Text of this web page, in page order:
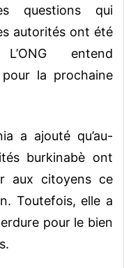
questions qui
autorités ont été
entend
la prochaine
a ajouté qu’au-
burkinabè ont
aux citoyens ce
Toutefois, elle a
pour le bien